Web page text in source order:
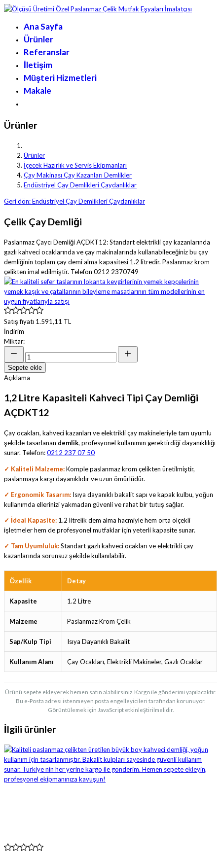
Ana Sayfa
Ürünler
Referanslar
İletişim
Müşteri Hizmetleri
Makale
Ürünler
Ürünler
İçecek Hazırlık ve Servis Ekipmanları
Çay Makinası Çay Kazanları Demlikler
Endüstriyel Çay Demlikleri Çaydanlıklar
Geri dön: Endüstriyel Çay Demlikleri Çaydanlıklar
Çelik Çay Demliği
Paslanmaz Çaycı Demliği AÇDKT12: Standart elektrikli çay kazanlarında
gazlı kahveci ocaklarında ve çay makinalarında kullanabileceğiniz bu çay
demliğinin toplam çay demi alma kapasitesi 1.2 litredir. Paslanmaz krom
çelikten imal edilmiştir. Telefon 0212 2370749
Satış fiyatı 1.591,11 TL
İndirim
Miktar:
Sepete ekle
Açıklama
1,2 Litre Kapasiteli Kahveci Tipi Çay Demliği
AÇDKT12
Çay ocakları, kahveci kazanları ve elektrikli çay makineleriyle tam uyumlu
şekilde tasarlanan demlik, profesyonel kullanımın gerektirdiği dayanıklılığı
sunar. Telefon:0212 237 07 50
✓ Kaliteli Malzeme:Komple paslanmaz krom çelikten üretilmiştir,
paslanmaya karşı dayanıklıdır ve uzun ömürlüdür.
✓ Ergonomik Tasarım: Isıya dayanıklı bakalit sapı ve kapak kulbu, yoğun
kullanımda ellerinizi yakmadan güvenli ve rahat bir tutuş sağlar.
✓ İdeal Kapasite: 1.2 litrelik dem alma hacmiyle hem orta ölçekli
işletmeler hem de profesyonel mutfaklar için yeterli kapasite sunar.
✓ Tam Uyumluluk:Standart gazlı kahveci ocakları ve elektrikli çay
kazanlarında sorunsuz şekilde kullanılabilir.
Özellik Detay
Kapasite 1.2 Litre
Malzeme Paslanmaz Krom Çelik
Sap/Kulp Tipi Isıya Dayanıklı Bakalit
Kullanım Alanı Çay Ocakları, Elektrikli Makineler, Gazlı Ocaklar
Ürünü sepete ekleyerek hemen satın alabilirsiniz. Kargo ile gönderimi yapılacaktır.
Bu e-Posta adresi istenmeyen posta engelleyicileri tarafından korunuyor.
Görüntülemek için JavaScript etkinleştirilmelidir.
İlgili ürünler